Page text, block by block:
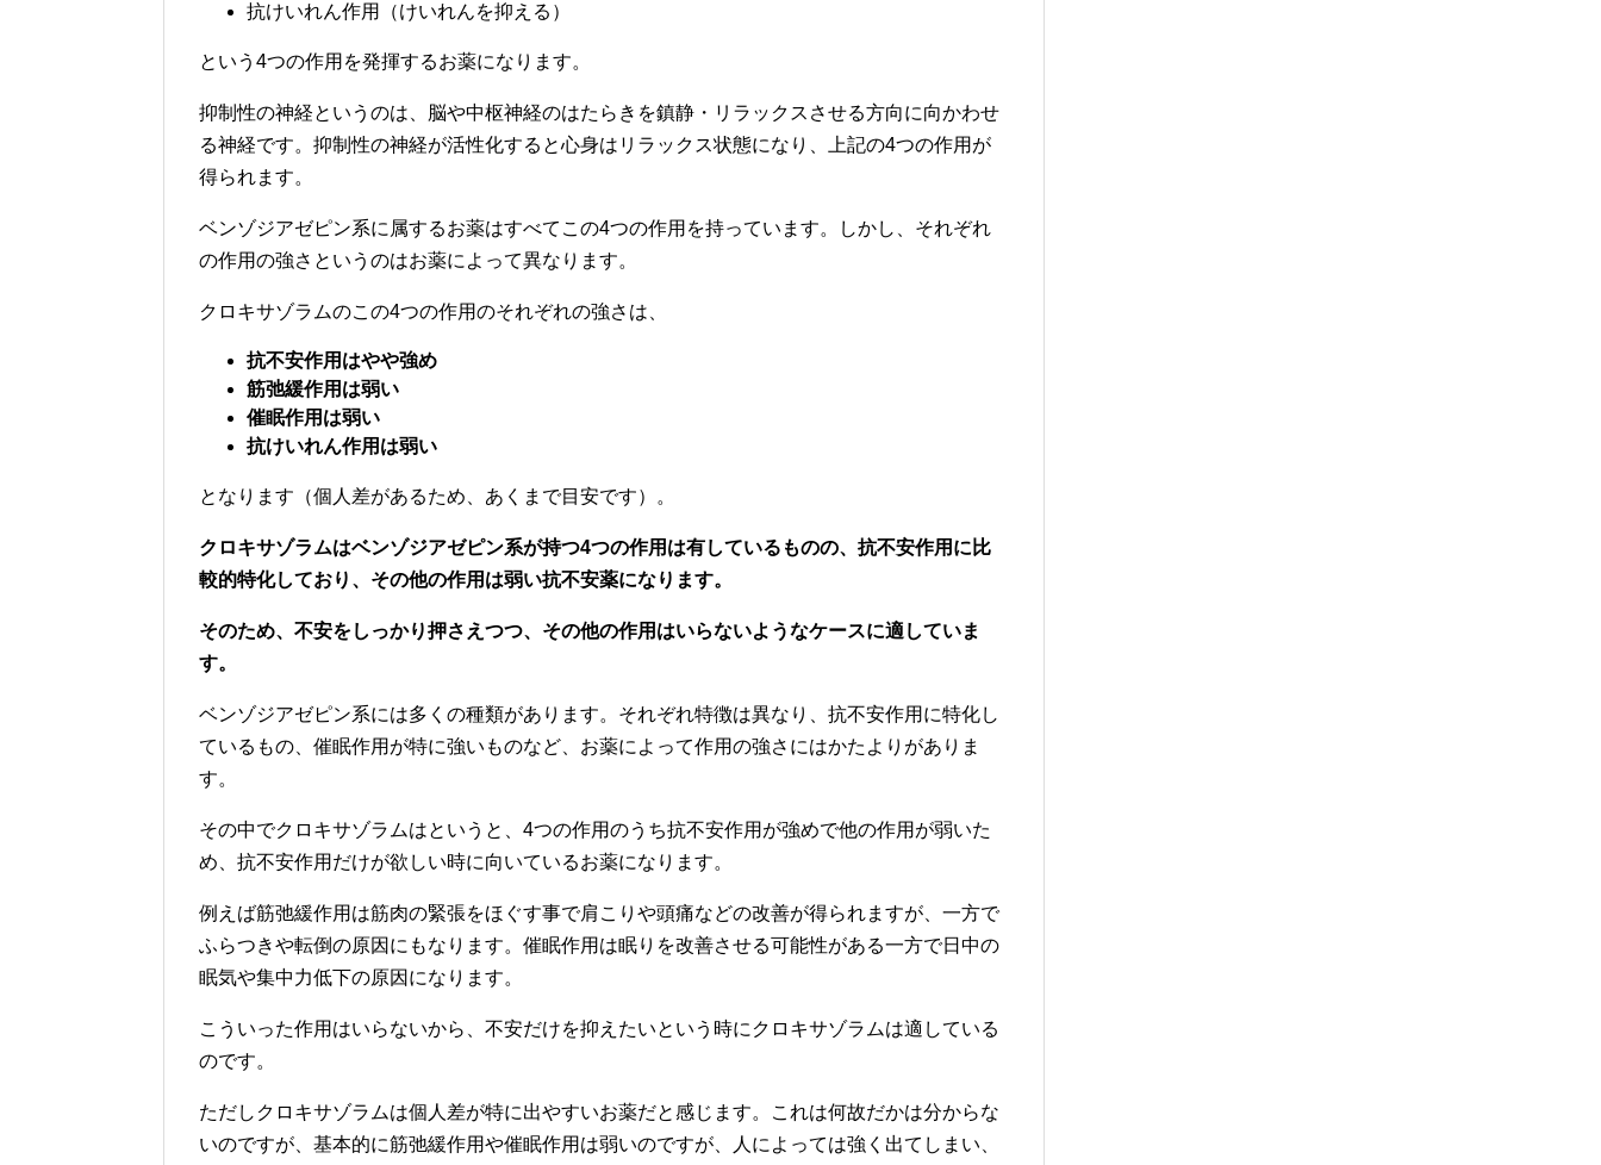
抗けいれん作用（けいれんを抑える）
という4つの作用を発揮するお薬になります。
抑制性の神経というのは、脳や中枢神経のはたらきを鎮静・リラックスさせる方向に向かわせ
る神経です。抑制性の神経が活性化すると心身はリラックス状態になり、上記の4つの作用が
得られます。
ベンゾジアゼピン系に属するお薬はすべてこの4つの作用を持っています。しかし、それぞれ
の作用の強さというのはお薬によって異なります。
クロキサゾラムのこの4つの作用のそれぞれの強さは、
抗不安作用はやや強め
筋弛緩作用は弱い
催眠作用は弱い
抗けいれん作用は弱い
となります（個人差があるため、あくまで目安です）。
クロキサゾラムはベンゾジアゼピン系が持つ4つの作用は有しているものの、抗不安作用に比
較的特化しており、その他の作用は弱い抗不安薬になります。
そのため、不安をしっかり押さえつつ、その他の作用はいらないようなケースに適していま
す。
ベンゾジアゼピン系には多くの種類があります。それぞれ特徴は異なり、抗不安作用に特化し
ているもの、催眠作用が特に強いものなど、お薬によって作用の強さにはかたよりがありま
す。
その中でクロキサゾラムはというと、4つの作用のうち抗不安作用が強めで他の作用が弱いた
め、抗不安作用だけが欲しい時に向いているお薬になります。
例えば筋弛緩作用は筋肉の緊張をほぐす事で肩こりや頭痛などの改善が得られますが、一方で
ふらつきや転倒の原因にもなります。催眠作用は眠りを改善させる可能性がある一方で日中の
眠気や集中力低下の原因になります。
こういった作用はいらないから、不安だけを抑えたいという時にクロキサゾラムは適している
のです。
ただしクロキサゾラムは個人差が特に出やすいお薬だと感じます。これは何故だかは分からな
いのですが、基本的に筋弛緩作用や催眠作用は弱いのですが、人によっては強く出てしまい、